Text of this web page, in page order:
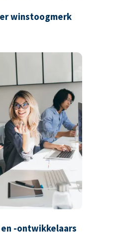
winstoogmerk
-ontwikkelaars